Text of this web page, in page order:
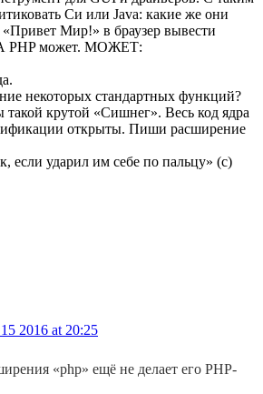
Си или Java: какие же они
«Привет Мир!» в браузер вывести
А PHP может. МОЖЕТ:
некоторых стандартных функций?
крутой «Сишнег». Весь код ядра
открыты. Пиши расширение
если ударил им себе по пальцу» (с)
2016 at 20:25
«php» ещё не делает его PHP-